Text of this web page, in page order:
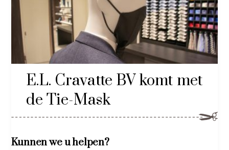
E.L. Cravatte BV komt met
de Tie-Mask
Kunnen we u helpen?